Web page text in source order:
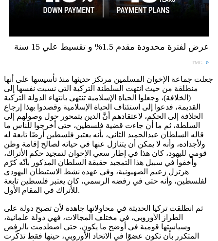
عرض لفترة محدودة مقدم 1.5% و تقسيط علي 15 سنة
TMG
جعلت جماعة الإخوان المسلمين مرتكز حديثها منذ تأسيسها على أنها
منطلقة من حيث انتهت السلطنة التركية التي نسبت نفسها إلى
(الخلافة)، وجعلوا الحياة الإسلامية تنتهي بانتهاء الدولة التركية
القديمة، فدعوا إلى استئناف الحياة الإسلامية وقصدوا بهذا إرجاع
الخلافة إلى الحكم، لاعتقادهم أنَّ الدين يتمحور حول وصولهم إلى
السلطة، ثم ما أن جاءت قضية فلسطين، حتى أخرجوا للناس ما
قاله السلطان عبدالحميد الثاني، بأنه يعتبر فلسطين أرضًا تابعة له
ولأجداده، وأنه لا يمكن أن يتنازل عنها في حياته لصالح إقامة وطن
قومي لليهود، كان هذا في إطار سعي الإخوان لتمجيد حكم الأتراك،
وأخفوا في سبيل هذا التمجيد حقيقة السلطان المذكور بأنّه كرّم
هرتزل زعيم الصهيونية، وفي عهده نشط الاستيطان اليهودي
لفلسطين، وأنه حتى في رفضه الرسمي، كان يعتبر فلسطين تابعة
للأتراك في المقام الأول.
ثم انطلقت تركيا الحديثة في محاولاتها جاهدة لأن تصبح دولة على
الطراز الأوروبي، في مختلف المجالات، فهي دولة علمانية،
وسياستها قومية في أوضح ما يكون، حتى اصطدمت بالرفض
المتكرر بأن تكون عضوًا في الاتحاد الأوروبي، حينها فقط تذكّرت